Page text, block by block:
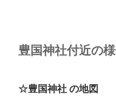
豊国神社付近の
☆豊国神社 の地図